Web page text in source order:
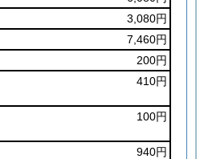
3,080円
7,460円
200円
410円
100円
940円